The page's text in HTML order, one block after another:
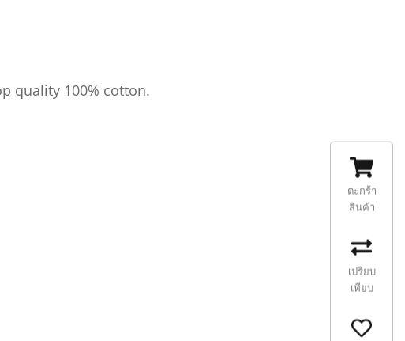
quality 100% cotton.
ตะกร้า
สินค้า
เปรียบ
เทียบ